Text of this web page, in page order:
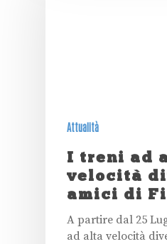
Attualità
I treni ad
velocità
amici di
A partire dal 25
ad alta velocità